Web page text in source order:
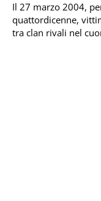
Il 27 marzo 2004,
quattordicenne,
tra clan rivali nel